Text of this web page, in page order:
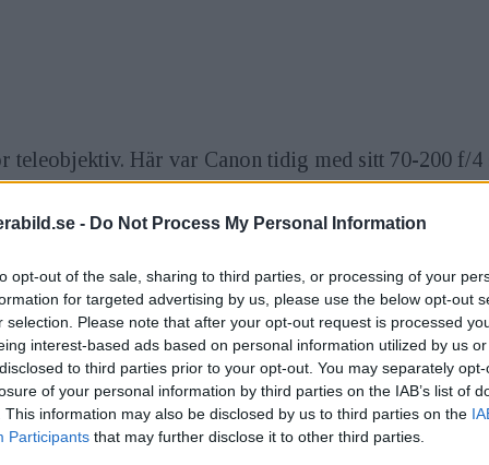
- Do Not Process My Personal Information
opt-out of the sale, sharing to third parties, or processing of your
for targeted advertising by us, please use the below opt-out
selection. Please note that after your opt-out request is processed
interest-based ads based on personal information utilized by us
to third parties prior to your opt-out. You may separately
of your personal information by third parties on the IAB’s list of
This information may also be disclosed by us to third parties on the
Participants that may further disclose it to other third parties.
teleobjektiv. Här var Canon tidig med sitt 70-200 f/
70-200 mm f/4L IS II USM är helt
har förbättras på flertalet punkter, varav
ska stöta bort smuts och vattendroppar. Objektivets